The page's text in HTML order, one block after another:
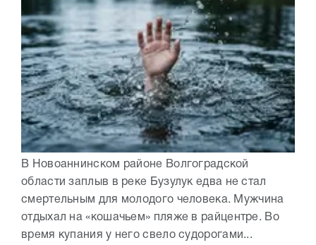
В Новоаннинском районе Волгоградской
области заплыв в реке Бузулук едва не стал
смертельным для молодого человека. Мужчина
отдыхал на «кошачьем» пляже в райцентре. Во
время купания у него свело судорогами...